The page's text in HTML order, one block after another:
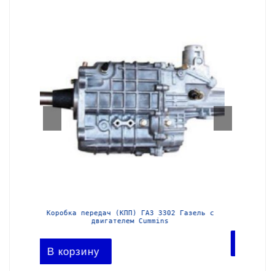
Коробка передач (КПП) ГАЗ 3302 Газель